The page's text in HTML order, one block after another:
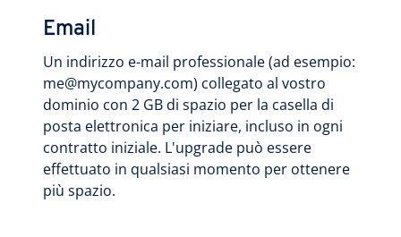
Email
Un indirizzo e-mail professionale (ad esempio:
me@mycompany.com) collegato al vostro
dominio con 2 GB di spazio per la casella di
posta elettronica per iniziare, incluso in ogni
contratto iniziale. L'upgrade può essere
effettuato in qualsiasi momento per ottenere
più spazio.